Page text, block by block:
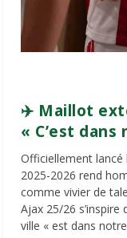
✈️ Maillot
« C’est
Officiellement
2025-2026 rend
comme vivier de
Ajax 25/26
ville « est dans